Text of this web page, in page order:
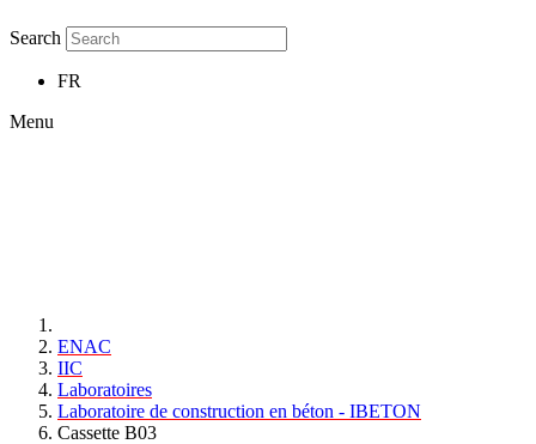
Search
FR
Menu
ENAC
IIC
Laboratoires
Laboratoire de construction en béton - IBETON
Cassette B03